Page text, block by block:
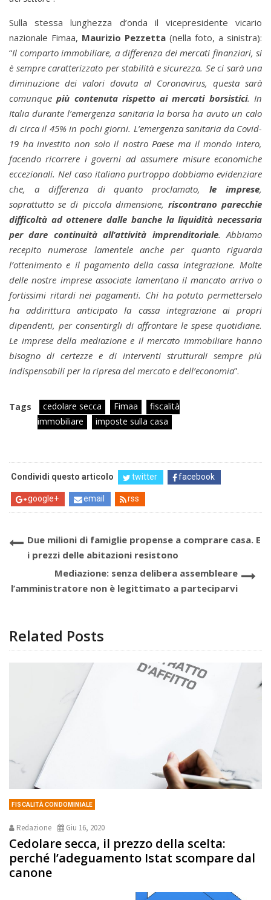
Sulla stessa lunghezza d’onda il vicepresidente vicario
nazionale Fimaa, Maurizio Pezzetta (nella foto, a sinistra):
“Il comparto immobiliare, a differenza dei mercati finanziari, si
è sempre caratterizzato per stabilità e sicurezza. Se ci sarà una
diminuzione dei valori dovuta al Coronavirus, questa sarà
comunque più contenuta rispetto ai mercati borsistici. In
Italia durante l’emergenza sanitaria la borsa ha avuto un calo
di circa il 45% in pochi giorni. L’emergenza sanitaria da Covid-
19 ha investito non solo il nostro Paese ma il mondo intero,
facendo ricorrere i governi ad assumere misure economiche
eccezionali. Nel caso italiano purtroppo dobbiamo evidenziare
che, a differenza di quanto proclamato,le imprese,
soprattutto se di piccola dimensione, riscontrano parecchie
difficoltà ad ottenere dalle banche la liquidità necessaria
per dare continuità all’attività imprenditoriale. Abbiamo
recepito numerose lamentele anche per quanto riguarda
l’ottenimento e il pagamento della cassa integrazione. Molte
delle nostre imprese associate lamentano il mancato arrivo o
fortissimi ritardi nei pagamenti. Chi ha potuto permetterselo
ha addirittura anticipato la cassa integrazione ai propri
dipendenti, per consentirgli di affrontare le spese quotidiane.
Le imprese della mediazione e il mercato immobiliare hanno
bisogno di certezze e di interventi strutturali sempre più
indispensabili per la ripresa del mercato e dell’economia”.
Tags cedolare secca Fimaa
fiscalità
immobiliare
imposte sulla casa
Condividi questo articolo twitter facebook
google+ email rss
Due milioni di famiglie propense a comprare casa. E
i prezzi delle abitazioni resistono
Mediazione: senza delibera assembleare
l’amministratore non è legittimato a parteciparvi
Related Posts
FISCALITÀ CONDOMINIALE
Redazione Giu 16, 2020
Cedolare secca, il prezzo della scelta:
perché l’adeguamento Istat scompare dal
canone